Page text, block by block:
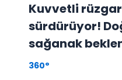
Kuvvetli
sürdürüyor!
sağanak
360°